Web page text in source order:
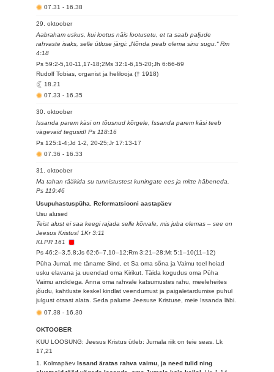
07.31- 16.38
29. oktoober
Aabraham uskus, kui lootus näis lootusetu, et ta saab paljude
rahvaste isaks, selle ütluse järgi: „Nõnda peab olema sinu sugu.“ Rm
4:18
Ps 59:2-5,10-11,17-18;2Ms 32:1-6,15-20;Jh 6:66-69
Rudolf Tobias, organist ja helilooja († 1918)
18.21
07.33- 16.35
30. oktoober
Issanda parem käsi on tõusnud kõrgele, Issanda parem käsi teeb
vägevaid tegusid! Ps 118:16
Ps 125:1-4;Jd 1-2, 20-25;Jr 17:13-17
07.36- 16.33
31. oktoober
Ma tahan rääkida su tunnistustest kuningate ees ja mitte häbeneda.
Ps 119:46
Usupuhastuspüha. Reformatsiooni aastapäev
Usu alused
Teist alust ei saa keegi rajada selle kõrvale, mis juba olemas – see on
Jeesus Kristus! 1Kr 3:11
KLPR 161
Ps 46:2–3,5,8;Js 62:6–7,10–12;Rm 3:21–28;Mt 5:1–10(11–12)
Püha Jumal, me täname Sind, et Sa oma sõna ja Vaimu toel hoiad
usku elavana ja uuendad oma Kirikut. Täida kogudus oma Püha
Vaimu andidega. Anna oma rahvale katsumustes rahu, meeleheites
jõudu, kahtluste keskel kindlat veendumust ja paigaletardumise puhul
julgust otsast alata. Seda palume Jeesuse Kristuse, meie Issanda läbi.
07.38- 16.30
OKTOOBER
KUU LOOSUNG: Jeesus Kristus ütleb: Jumala riik on teie seas.Lk
17,21
1. KolmapäevIssand äratas rahva vaimu, ja need tulid ning